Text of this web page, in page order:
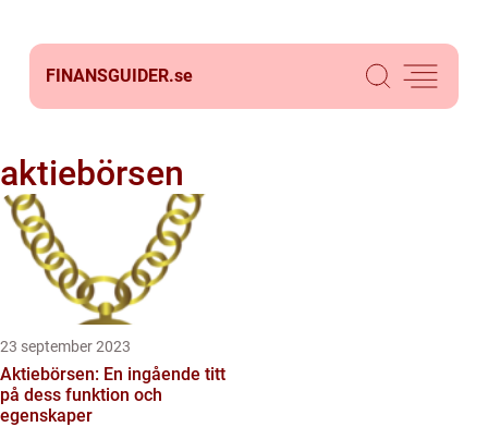
FINANSGUIDER.se
aktiebörsen
23 september 2023
Aktiebörsen: En ingående titt
på dess funktion och
egenskaper